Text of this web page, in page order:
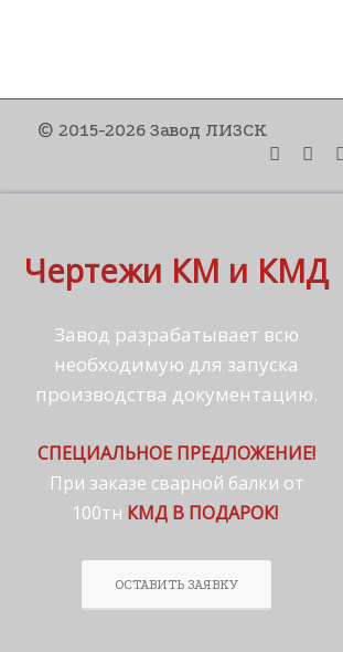
© 2015-2026 Завод ЛИЗСК
Чертежи КМ и КМД
Завод разрабатывает всю
необходимую для запуска
производства документацию.
СПЕЦИАЛЬНОЕ ПРЕДЛОЖЕНИЕ!
При заказе сварной балки от
100тн КМД В ПОДАРОК!
ОСТАВИТЬ ЗАЯВКУ